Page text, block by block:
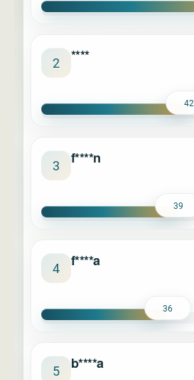
2 ****
42
3 f****n
39
4 f****a
36
5 b****a